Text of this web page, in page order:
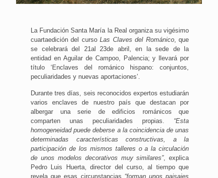
La Fundación Santa María la Real organiza su vigésimo
cuartaedición del cursoLas Claves del Románico, que
se celebrará del 21al 23de abril, en la sede de la
entidad en Aguilar de Campoo, Palencia; y llevará por
título ‘Enclaves del románico hispano: conjuntos,
peculiaridades y nuevas aportaciones’.
Durante tres días, seis reconocidos expertos estudiarán
varios enclaves de nuestro país que destacan por
albergar una serie de edificios románicos que
comparten unas peculiaridades propias. “Esta
homogeneidad puede deberse a la coincidencia de unas
determinadas características constructivas, a la
participación de los mismos talleres o a la circulación
de unos modelos decorativos muy similares”, explica
Pedro Luis Huerta, director del curso, al tiempo que
revela que esas circunstancias “forman unos paisajes